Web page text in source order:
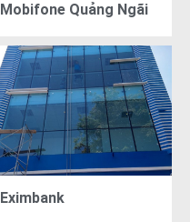
Mobifone Quảng Ngãi
Eximbank